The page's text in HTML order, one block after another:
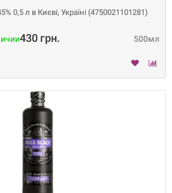
0,5 л в Києві, Україні (4750021101281)
500мл
430 грн.